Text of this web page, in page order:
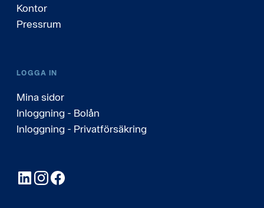
Kontor
Pressrum
LOGGA IN
Mina sidor
Inloggning - Bolån
Inloggning - Privatförsäkring
LinkedInInstagram